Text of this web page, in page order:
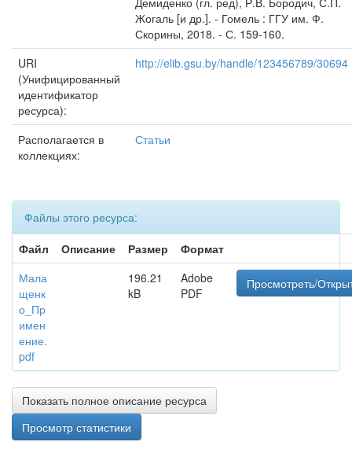
Жогаль [и др.]. - Гомель : ГГУ им. Ф.
Скорины, 2018. - С. 159-160.
URI
(Унифицированный
идентификатор
ресурса):
http://elib.gsu.by/handle/123456789/30694
Располагается в
коллекциях:
Статьи
Файлы этого ресурса:
Файл
Описание Размер
Формат
Мала
щенк
о_Пр
имен
ение.
pdf
196.21
kB
Adobe
PDF
Просмотреть/
Показать полное описание ресурса
Просмотр статистики